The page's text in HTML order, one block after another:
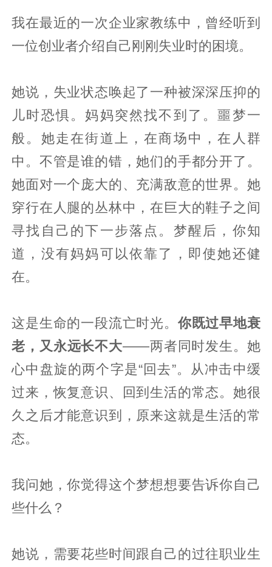
我在最近的一次企业家教练中，曾经听到
一位创业者介绍自己刚刚失业时的困境。
她说，失业状态唤起了一种被深深压抑的
儿时恐惧。妈妈突然找不到了。噩梦一
般。她走在街道上，在商场中，在人群
中。不管是谁的错，她们的手都分开了。
她面对一个庞大的、充满敌意的世界。她
穿行在人腿的丛林中，在巨大的鞋子之间
寻找自己的下一步落点。梦醒后，你知
道，没有妈妈可以依靠了，即使她还健
在。
这是生命的一段流亡时光。 你既过早地衰
老，又永远长不大——两者同时发生。她
心中盘旋的两个字是“回去”。从冲击中缓
过来，恢复意识、回到生活的常态。她很
久之后才能意识到，原来这就是生活的常
态。
我问她，你觉得这个梦想想要告诉你自己
些什么？
她说，需要花些时间跟自己的过往职业生